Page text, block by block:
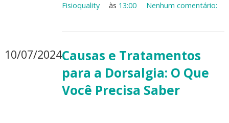
Fisioquality às 13:00 Nenhum comentário:
10/07/2024Causas e Tratamentos
para a Dorsalgia: O Que
Você Precisa Saber